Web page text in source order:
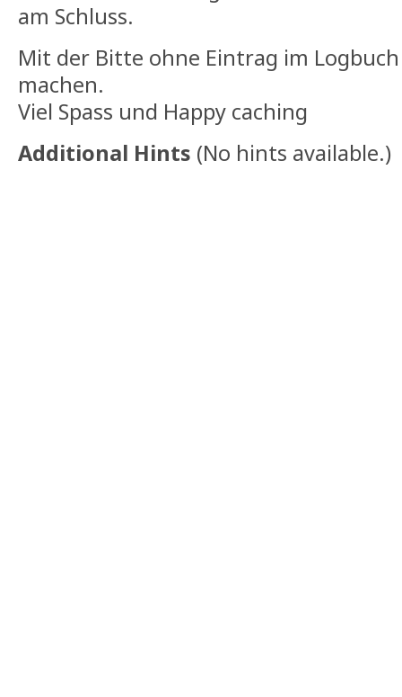
am Schluss.
Mit der Bitte ohne Eintrag im
machen.
Viel Spass und Happy caching
Additional Hints (No hints available.)